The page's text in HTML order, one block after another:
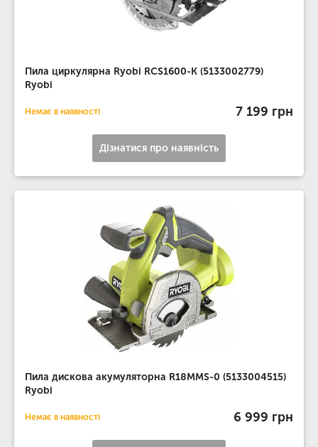
Пила циркулярна Ryobi RCS1600-K (5133002779)
Ryobi
Немає в наявності 7 199 грн
Дізнатися про наявність
Пила дискова акумуляторна R18MMS-0 (5133004515)
Ryobi
Немає в наявності 6 999 грн